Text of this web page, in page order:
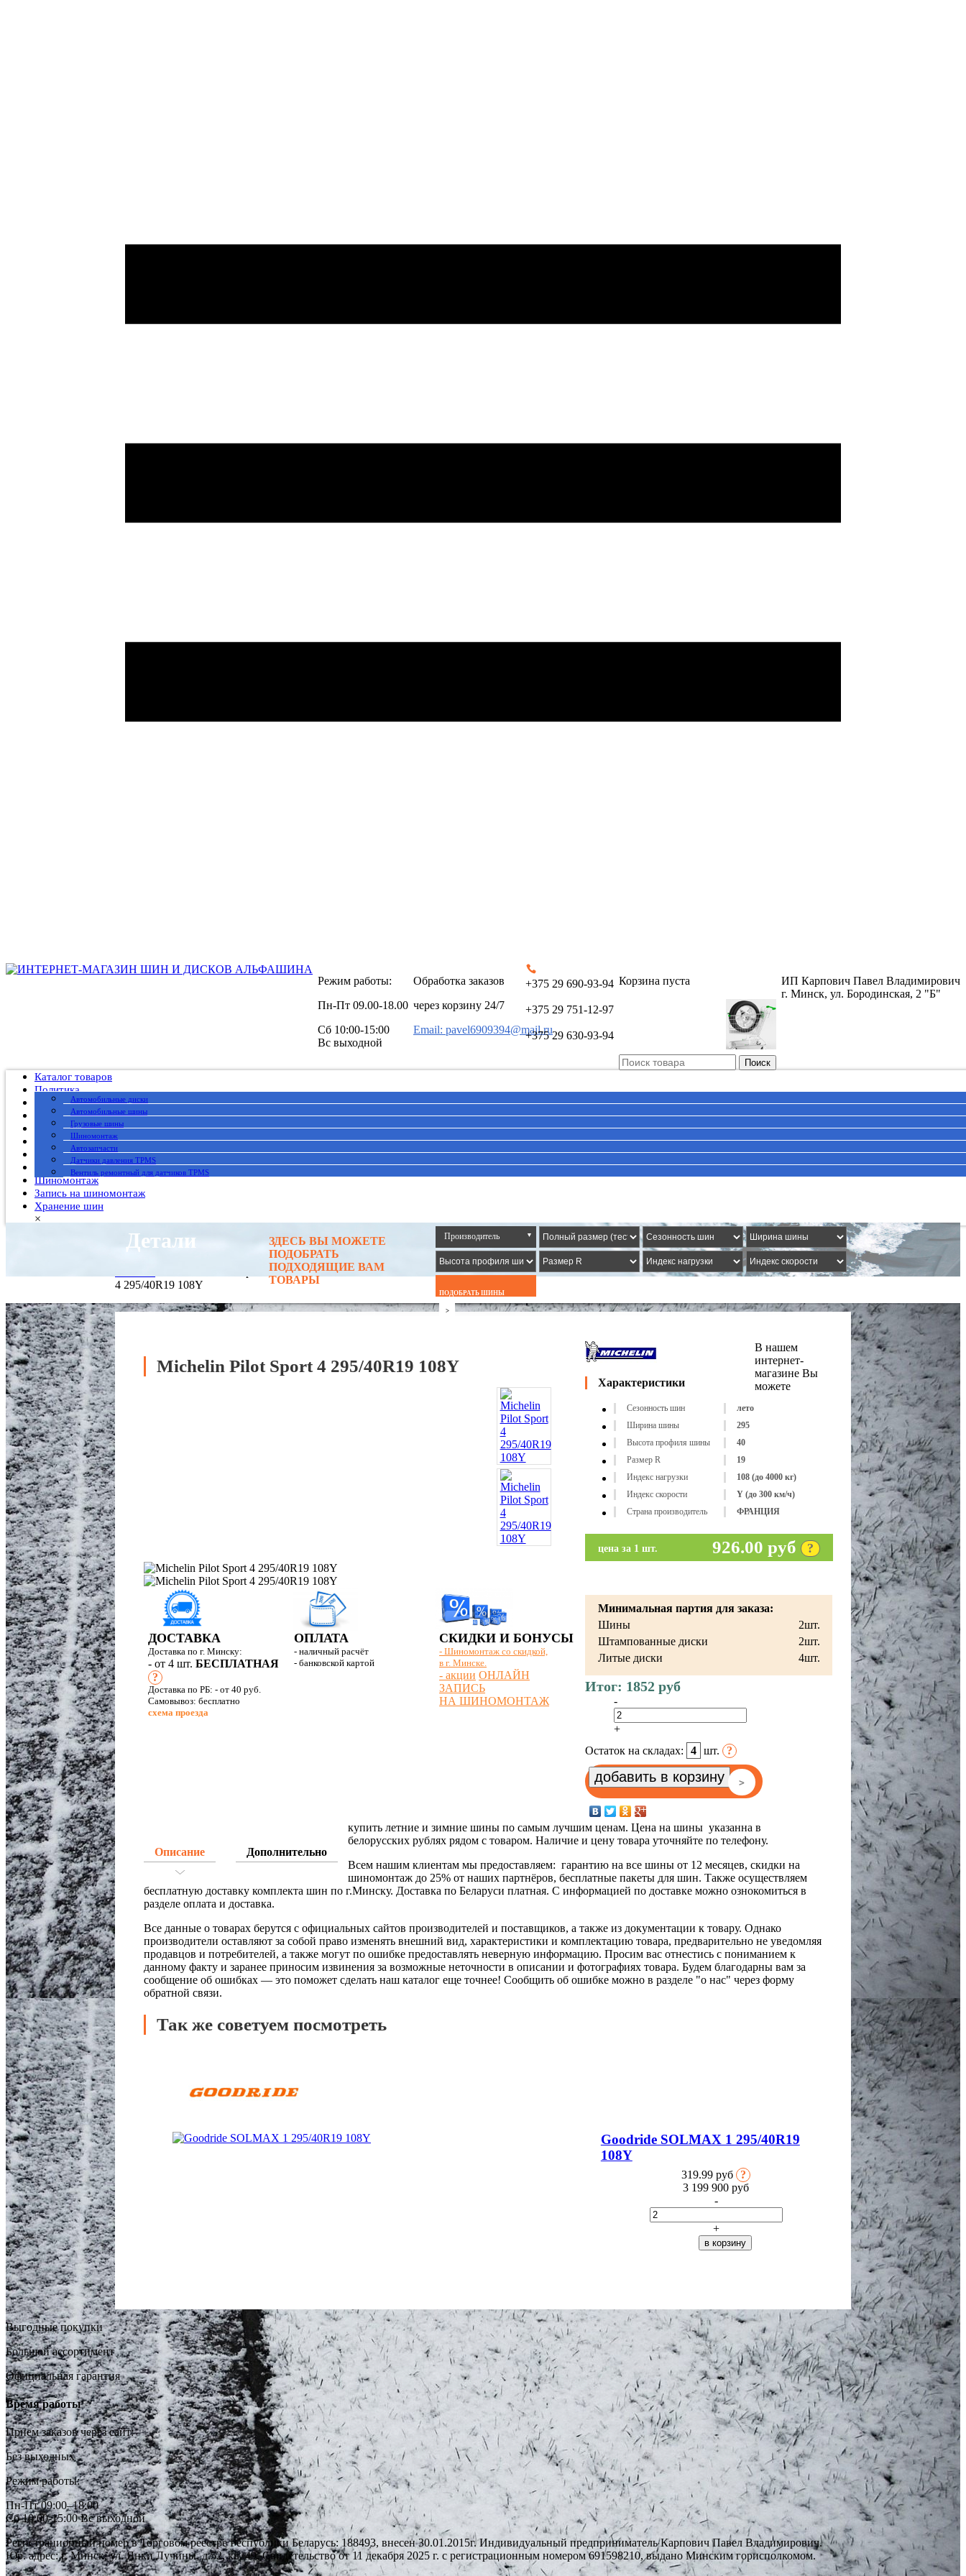
Режим работы:
Пн-Пт 09.00-18.00
Сб 10:00-15:00
Вс выходной
Обработка заказов
через корзину 24/7
Email: pavel6909394@mail.ru
+375 29 690-93-94
+375 29 751-12-97
+375 29 630-93-94
Корзина пуста
Поиск
ИП Карпович Павел Владимирович
г. Минск, ул. Бородинская, 2 "Б"
Каталог товаров
Автомобильные диски
Автомобильные шины
Грузовые шины
Шиномонтаж
Автозапчасти
Датчики давления TPMS
Вентиль ремонтный для датчиков TPMS
Политика
Публичный договор
О нас
Оплата
Доставка
Вакансии
Гарантия
Шиномонтаж
Запись на шиномонтаж
Хранение шин
×
Детали Производитель ▼
Все
Accelera
Amtel
Austone
AUTOGREEN
Bars
Barum
BFGoodrich
Centara
Continental
Cooper
Cordiant
Firemax
Firestone
Forceum
Formula
Fortuna
Fortune
Fulda
General
Gislaved
Goodride
ПОДОБРАТЬ ШИНЫ
>
ЗДЕСЬ ВЫ МОЖЕТЕ
ПОДОБРАТЬ
ПОДХОДЯЩИЕ ВАМ
ТОВАРЫ
4 295/40R19 108Y
Michelin Pilot Sport 4 295/40R19 108Y
ДОСТАВКА
Доставка по г. Минску:
- от 4 шт.БЕСПЛАТНАЯ
?
Доставка по РБ:- от 40 руб.
Самовывоз: бесплатно
схема проезда
ОПЛАТА
- наличный расчёт
- банковской картой
СКИДКИ И БОНУСЫ
- Шиномонтаж со скидкой,
в г. Минске.
- акции ОНЛАЙН
ЗАПИСЬ
НА ШИНОМОНТАЖ
Характеристики
Сезонность шин
лето
Ширина шины
295
Высота профиля шины
40
Размер R
19
Индекс нагрузки
108 (до 4000 кг)
Индекс скорости
Y (до 300 км/ч)
Страна производитель
ФРАНЦИЯ
цена за 1 шт. 926.00 руб ?
Минимальная партия для заказа:
Шины
2шт.
Штампованные диски
2шт.
Литые диски
4шт.
Итог: 1852 руб
-
+
Остаток на складах:
4 шт. ?
>
Описание Дополнительно
В нашем
интернет-
магазине Вы
можете
купить летние и зимние шины по самым лучшим ценам. Цена на шины указанна в
белорусских рублях рядом с товаром. Наличие и цену товара уточняйте по телефону.
Всем нашим клиентам мы предоставляем: гарантию на все шины от 12 месяцев, скидки на
шиномонтаж до 25% от наших партнёров, бесплатные пакеты для шин. Также осуществляем
бесплатную доставку комплекта шин по г.Минску. Доставка по Беларуси платная. С информацией по доставке можно ознокомиться в
разделе оплата и доставка.
Все данные о товарах берутся с официальных сайтов производителей и поставщиков, а также из документации к товару. Однако
производители оставляют за собой право изменять внешний вид, характеристики и комплектацию товара, предварительно не уведомляя
продавцов и потребителей, а также могут по ошибке предоставлять неверную информацию. Просим вас отнестись с пониманием к
данному факту и заранее приносим извинения за возможные неточности в описании и фотографиях товара. Будем благодарны вам за
сообщение об ошибках — это поможет сделать наш каталог еще точнее! Сообщить об ошибке можно в разделе "о нас" через форму
обратной связи.
Так же советуем посмотреть
Goodride SOLMAX 1 295/40R19
108Y
319.99 руб ?
3 199 900 руб
-
+
Выгодные покупки
Большой ассортимент
Официальная гарантия
Время работы
Прием заказов через сайт:
Без выходных
Режим работы:
Пн-Пт 09:00–18:00
Сб 10:00-15:00 Вс выходной
Регистрационный номер в Торговом реестре Республики Беларусь: 188493, внесен 30.01.2015г. Индивидуальный предприниматель Карпович Павел Владимирович.
Юр. адрес: г. Минск, ул. Янки Лучины, д.52, кв. 49, Свидетельство от 11 декабря 2025 г. с регистрационным номером 691598210, выдано Минским горисполкомом.